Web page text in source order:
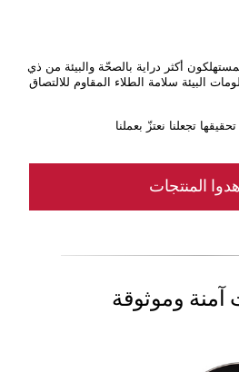
أكثر دراية بالصحّة والبيئة من ذي
البيئة سلامة الطلاء المقاوم للالتصاق
تجعلنا نعتزّ بعملنا
المنتجات
آمنة وموثوقة